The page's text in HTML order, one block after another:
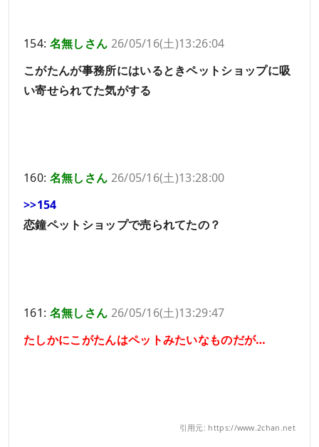
154: 名無しさん 26/05/16(土)13:26:04
こがたんが事務所にはいるときペットショップに吸
い寄せられてた気がする
160: 名無しさん 26/05/16(土)13:28:00
>>154
恋鐘ペットショップで売られてたの？
161: 名無しさん 26/05/16(土)13:29:47
たしかにこがたんはペットみたいなものだが…
引用元: https://www.2chan.net